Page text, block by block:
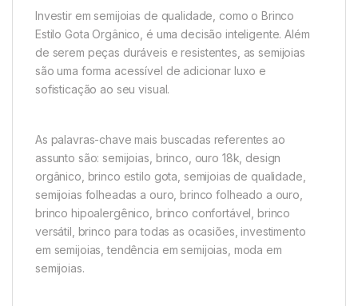
Investir em semijoias de qualidade, como o Brinco
Estilo Gota Orgânico, é uma decisão inteligente. Além
de serem peças duráveis e resistentes, as semijoias
são uma forma acessível de adicionar luxo e
sofisticação ao seu visual.
As palavras-chave mais buscadas referentes ao
assunto são: semijoias, brinco, ouro 18k, design
orgânico, brinco estilo gota, semijoias de qualidade,
semijoias folheadas a ouro, brinco folheado a ouro,
brinco hipoalergênico, brinco confortável, brinco
versátil, brinco para todas as ocasiões, investimento
em semijoias, tendência em semijoias, moda em
semijoias.